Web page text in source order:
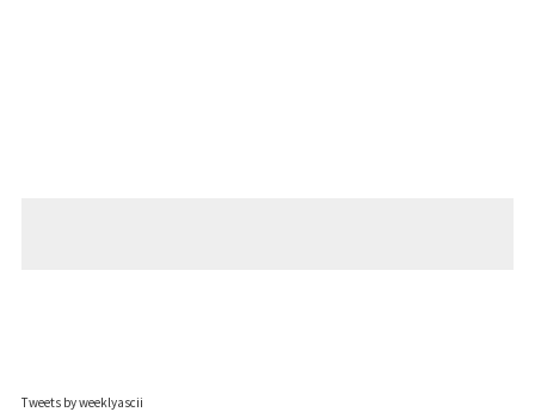
Tweets by weeklyascii